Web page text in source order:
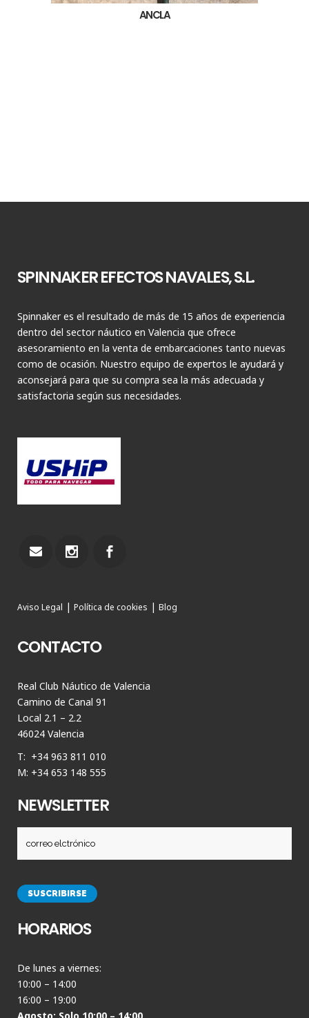
ANCLA
SPINNAKER EFECTOS NAVALES, S.L.
Spinnaker es el resultado de más de 15 años de experiencia
dentro del sector náutico en Valencia que ofrece
asesoramiento en la venta de embarcaciones tanto nuevas
como de ocasión. Nuestro equipo de expertos le ayudará y
aconsejará para que su compra sea la más adecuada y
satisfactoria según sus necesidades.
Aviso Legal | Política de cookies | Blog
CONTACTO
Real Club Náutico de Valencia
Camino de Canal 91
Local 2.1 – 2.2
46024 Valencia
T: +34 963 811 010
M: +34 653 148 555
NEWSLETTER
HORARIOS
De lunes a viernes:
10:00 – 14:00
16:00 – 19:00